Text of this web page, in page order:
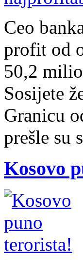
Ceo
profit od
50,2
Sosijete
Granicu
prešle su
Kosovo